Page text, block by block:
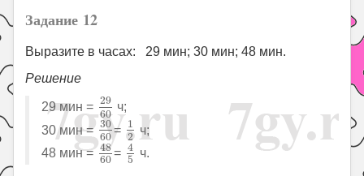
Задание 12
Выразите в часах: 29 мин; 30 мин; 48 мин.
Решение
29 мин = 29
60
29
ч;
30 мин = 30
60
30 60
= 1
2
1 2
ч;
48 мин = 48
60
4860
= 4
5
45
ч.